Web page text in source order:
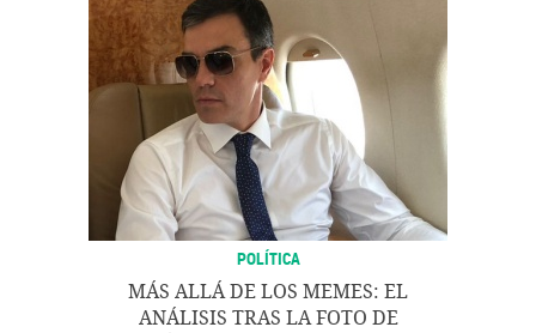
POLÍTICA
MÁS ALLÁ DE LOS MEMES: EL
ANÁLISIS TRAS LA FOTO DE